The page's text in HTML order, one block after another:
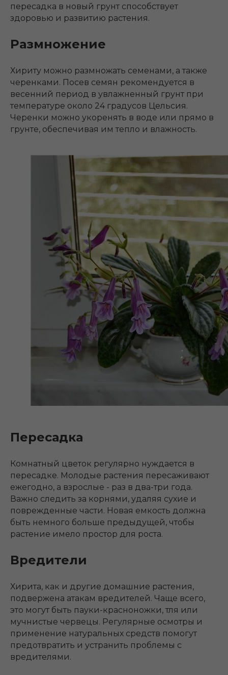
пересадка в новый грунт способствует
здоровью и развитию растения.
Размножение
Хириту можно размножать семенами, а также
черенками. Посев семян рекомендуется в
весенний период в увлажненный грунт при
температуре около 24 градусов Цельсия.
Черенки можно укоренять в воде или прямо в
грунте, обеспечивая им тепло и влажность.
Пересадка
Комнатный цветок регулярно нуждается в
пересадке. Молодые растения пересаживают
ежегодно, а взрослые - раз в два-три года.
Важно следить за корнями, удаляя сухие и
поврежденные части. Новая емкость должна
быть немного больше предыдущей, чтобы
растение имело простор для роста.
Вредители
Хирита, как и другие домашние растения,
подвержена атакам вредителей. Чаще всего,
это могут быть пауки-красноножки, тля или
мучнистые червецы. Регулярные осмотры и
применение натуральных средств помогут
предотвратить и устранить проблемы с
вредителями.